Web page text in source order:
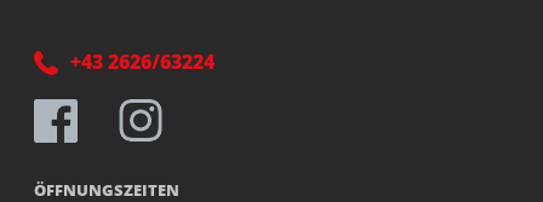
+43 2626/63224
ÖFFNUNGSZEITEN